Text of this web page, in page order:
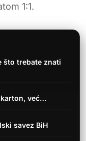
1:1.
što trebate znati
već…
savez BiH